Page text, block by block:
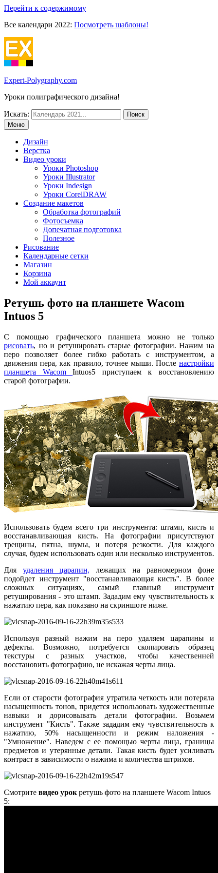
Перейти к содержимому
Все календари 2022: Посмотреть шаблоны!
Expert-Polygraphy.com
Уроки полиграфического дизайна!
Искать:
Меню
Дизайн
Верстка
Видео уроки
Уроки Photoshop
Уроки Illustrator
Уроки Indesign
Уроки CorelDRAW
Создание макетов
Обработка фотографий
Фотосъемка
Допечатная подготовка
Полезное
Рисование
Календарные сетки
Магазин
Корзина
Мой аккаунт
Ретушь фото на планшете Wacom
Intuos 5
С помощью графического планшета можно не только
рисовать, но и ретушировать старые фотографии. Нажим на
перо позволяет более гибко работать с инструментом, а
движения пера, как правило, точнее мыши. После настройки
планшета WacomIntuos5 приступаем к восстановлению
старой фотографии.
Использовать будем всего три инструмента: штамп, кисть и
восстанавливающая кисть. На фотографии присутствуют
трещины, пятна, шумы, и потеря резкости. Для каждого
случая, будем использовать один или несколько инструментов.
Для удаления царапин, лежащих на равномерном фоне
подойдет инструмент "восстанавливающая кисть". В более
сложных ситуациях, самый главный инструмент
ретуширования - это штамп. Зададим ему чувствительность к
нажатию пера, как показано на скриншоте ниже.
Используя разный нажим на перо удаляем царапины и
дефекты. Возможно, потребуется скопировать образец
текстуры с разных участков, чтобы качественней
восстановить фотографию, не искажая черты лица.
Если от старости фотография утратила четкость или потеряла
насыщенность тонов, придется использовать художественные
навыки и дорисовывать детали фотографии. Возьмем
инструмент "Кисть". Также зададим ему чувствительность к
нажатию, 50% насыщенности и режим наложения -
"Умножение". Наведем с ее помощью черты лица, границы
предметов и утерянные детали. Такая кисть будет усиливать
контраст в зависимости о нажима и количества штрихов.
Смотрите видео урок ретушь фото на планшете Wacom Intuos
5: